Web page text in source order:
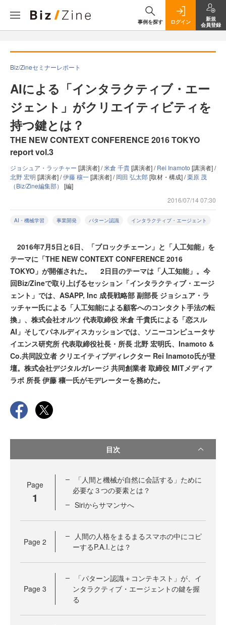
事例を探す ログイン
新規
会員登録
Biz/Zineセミナーレポート
AIによる「インタラクティブ・エー
ジェント」がクリエイティビティを
持つ鍵とは？
THE NEW CONTEXT CONFERENCE 2016 TOKYO
report vol.3
ジョシュア・ラッチャー [講演者] /米倉 千貴[講演者] /Rei Inamoto [講演者] /
北野 宏明 [講演者] /伊藤 穰一[講演者] /岡田 弘太郎[取材・構成] /栗原 茂
（Biz/Zine編集部） [編]
2016/07/14 07:30
AI・機械学習 事業開発 パターン認識 インタラクティブ・エージェント
2016年7月5日と6日、「ブロックチェーン」と「人工知能」を
テーマに「THE NEW CONTEXT CONFERENCE 2016
TOKYO」が開催された。 2日目のテーマは「人工知能」。今
回Biz/Zineで取り上げるセッション「インタラクティブ・エージ
ェント」では、ASAPP, Inc 成長戦略部 副部長 ジョシュア・ラ
ッチャー氏による「人工知能による顧客へのコンタクト手法の転
換」、株式会社オルツ 代表取締役 米倉 千貴氏による「恋スル
AI」そしてパネルディスカッションでは、ソニーコンピュータサ
イエンス研究所 代表取締役社長・所長 北野 宏明氏、Inamoto &
Co.共同設立者 クリエイティブディレクター Rei Inamoto氏が登
壇。株式会社デジタルガレージ 共同創業者 取締役 MITメディア
ラボ 所長 伊藤 穰一氏がモデレーターを務めた。
目次
Page
1
「人間と機械が自然に会話する」ために
必要な３つの要素とは？
Siriからサマンサへ
Page 2
人間の人格をまるまるスマホの中にコピ
ーするP.A.I.とは？
Page 3
「パターン認識＋コンテキスト」が、イ
ンタラクティブ・エージェントの鍵を握
る